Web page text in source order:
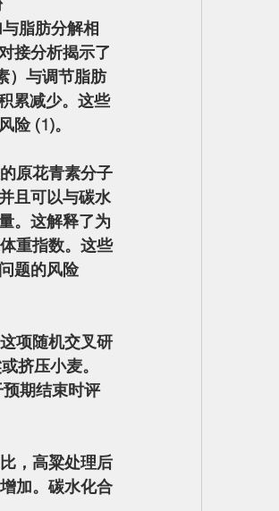
脂肪分解相
接分析揭示了
）与调节脂肪
累减少。这些
险 (1)。
且可以与碳水
。这解释了为
重指数。这些
题的风险
挤压小麦。
期结束时评
加。碳水化合